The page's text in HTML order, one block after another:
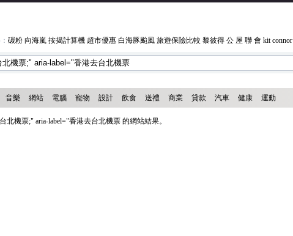
碳粉 向海嵐 按揭計算機 超市優惠 白海豚颱風 旅遊保險比較 黎彼得 公 屋 聯 會 kit connor
音樂 網站 電腦 寵物 設計 飲食 送禮 商業 貸款 汽車 健康 運動
北機票;" aria-label="香港去台北機票 的網站結果。